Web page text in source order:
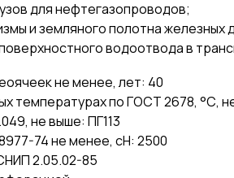
для нефтегазопроводов;
и земляного полотна железных
водоотвода в
не менее, лет: 40
температурах по ГОСТ 2678, °С,
не выше: ПГ113
74 не менее, сН: 2500
2.05.02-85